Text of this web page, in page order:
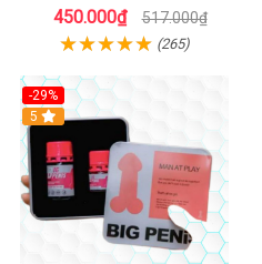
mạnh
450.000₫ 517.000₫
(265)
-29%
5